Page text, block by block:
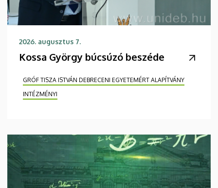
2026. augusztus 7.
Kossa György búcsúzó beszéde
GRÓF TISZA ISTVÁN DEBRECENI EGYETEMÉRT ALAPÍTVÁNY
INTÉZMÉNYI